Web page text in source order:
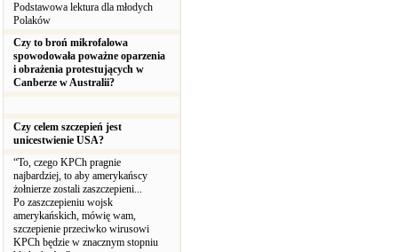
Podstawowa lektura dla młodych
Polaków
Czy to broń mikrofalowa
spowodowała poważne oparzenia
i obrażenia protestujących w
Canberze w Australii?
Czy celem szczepień jest
unicestwienie USA?
“To, czego KPCh pragnie
najbardziej, to aby amerykańscy
żołnierze zostali zaszczepieni...
Po zaszczepieniu wojsk
amerykańskich, mówię wam,
szczepienie przeciwko wirusowi
KPCh będzie w znacznym stopniu